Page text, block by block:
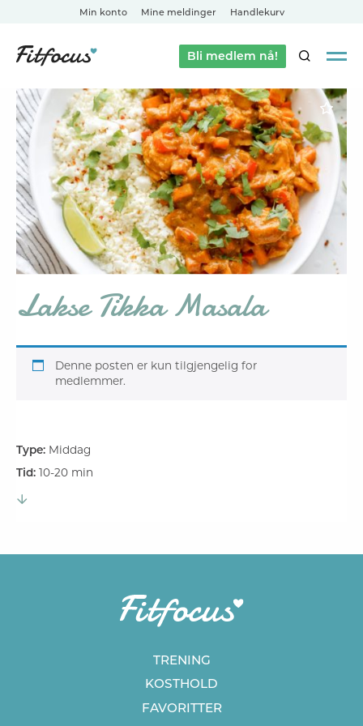
Min konto Mine meldinger Handlekurv
Bli medlem nå!SØK
Lakse Tikka Masala
Denne posten er kun tilgjengelig for
medlemmer.
Type: Middag
Tid: 10-20 min
TRENING
KOSTHOLD
FAVORITTER